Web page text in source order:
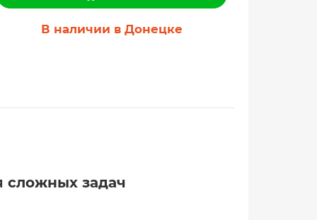
В наличии в Донецке
сложных задач